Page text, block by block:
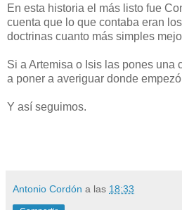
En esta historia el más listo fue
cuenta que lo que contaba eran
doctrinas cuanto más simples
Si a Artemisa o Isis las pones una
a poner a averiguar donde
Y así seguimos.
Antonio Cordón a las 18:33